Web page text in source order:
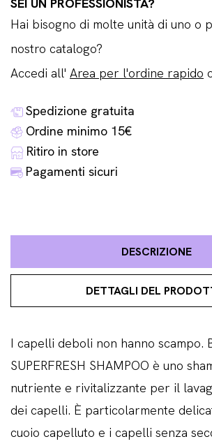
SEI UN PROFESSIONISTA?
Hai bisogno di molte unità di uno o
nostro catalogo?
Accedi all' Area per l'ordine rapido
Spedizione gratuita
Ordine minimo 15€
Ritiro in store
Pagamenti sicuri
DESCRIZIONE
DETTAGLI DEL
I capelli deboli non hanno scampo.
SUPERFRESH SHAMPOO è uno
nutriente e rivitalizzante per il
dei capelli. È particolarmente
cuoio capelluto e i capelli senza